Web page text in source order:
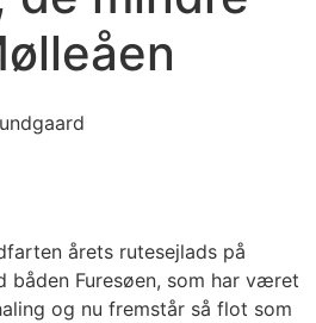
årets rutesejlads på
båden Furesøen, som har været
og nu fremstår så flot som